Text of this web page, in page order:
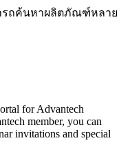
ถค้นหาผลิตภัณฑ์หลาย
for Advantech
member, you can
invitations and special